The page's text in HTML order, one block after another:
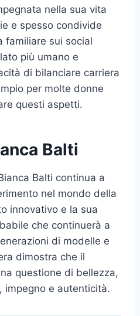
nella sua vita
e spesso condivide
familiare sui social
più umano e
di bilanciare carriera
per molte donne
questi aspetti.
Balti
Balti continua a
nel mondo della
innovativo e la sua
che continuerà a
di modelle e
dimostra che il
questione di bellezza,
impegno e autenticità.